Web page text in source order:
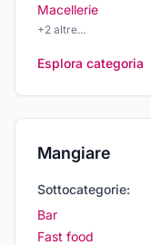
Macellerie
+2 altre...
Esplora categoria
Mangiare
Sottocategorie:
Bar
Fast food